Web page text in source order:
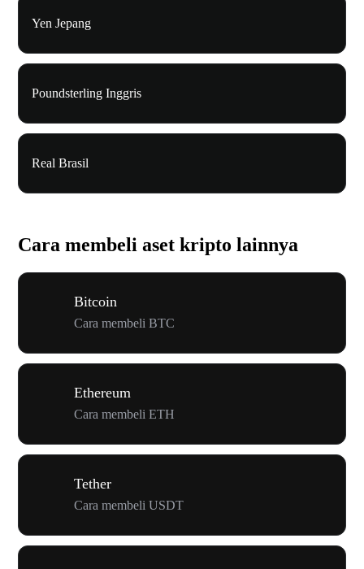
Yen Jepang
Poundsterling Inggris
Real Brasil
Cara membeli aset kripto lainnya
Bitcoin
Cara membeli BTC
Ethereum
Cara membeli ETH
Tether
Cara membeli USDT